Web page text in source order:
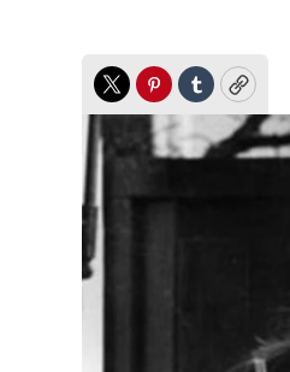
TwitterPinterest
TumblrCopy